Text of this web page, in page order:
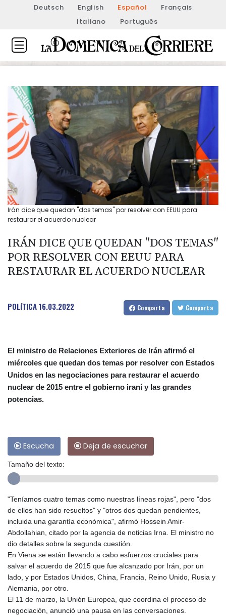
Deutsch English Español
Français
Italiano
Português
Irán dice que quedan "dos temas" por resolver con EEUU para
restaurar el acuerdo nuclear
IRÁN DICE QUE QUEDAN "DOS TEMAS"
POR RESOLVER CON EEUU PARA
RESTAURAR EL ACUERDO NUCLEAR
POLíTICA16.03.2022 Comparta Comparta
El ministro de Relaciones Exteriores de Irán afirmó el
miércoles que quedan dos temas por resolver con Estados
Unidos en las negociaciones para restaurar el acuerdo
nuclear de 2015 entre el gobierno iraní y las grandes
potencias.
Escucha Deja de escuchar
Tamaño del texto:
"Teníamos cuatro temas como nuestras líneas rojas", pero "dos
de ellos han sido resueltos" y "otros dos quedan pendientes,
incluida una garantía económica", afirmó Hossein Amir-
Abdollahian, citado por la agencia de noticias Irna. El ministro no
dio detalles sobre la segunda cuestión.
En Viena se están llevando a cabo esfuerzos cruciales para
salvar el acuerdo de 2015 que fue alcanzado por Irán, por un
lado, y por Estados Unidos, China, Francia, Reino Unido, Rusia y
Alemania, por otro.
El 11 de marzo, la Unión Europea, que coordina el proceso de
negociación, anunció una pausa en las conversaciones.